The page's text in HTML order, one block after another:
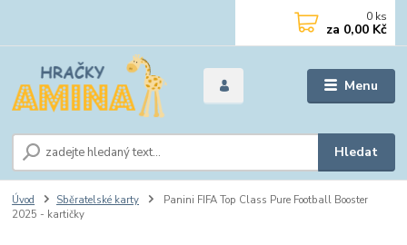
Menu
Hledat
0 ks
za 0,00 Kč
Úvod Sběratelské karty
Panini FIFA Top Class Pure Football Booster
2025 - kartičky